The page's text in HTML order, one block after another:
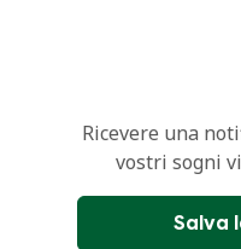
Ricevere una
vostri sogni
Salva